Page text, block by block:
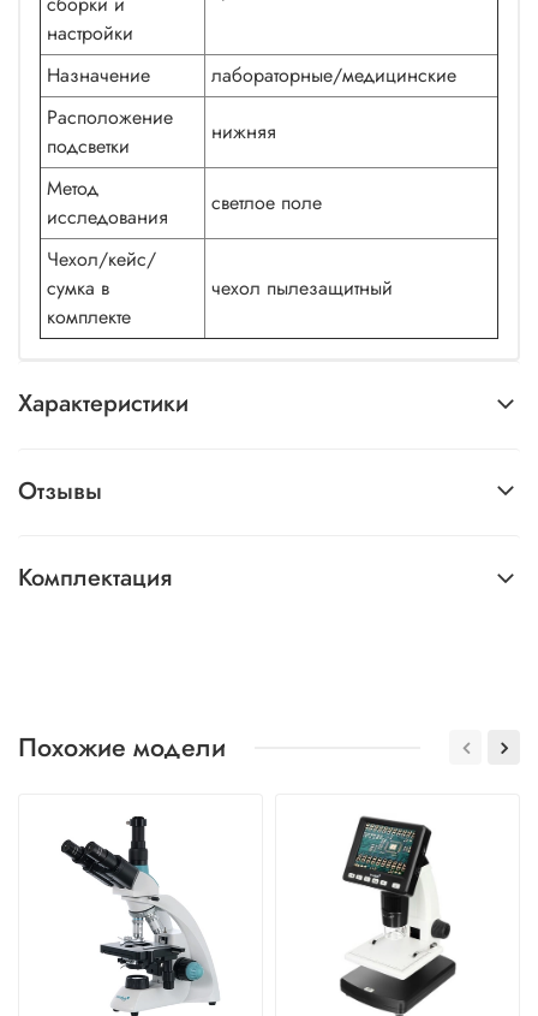
настройки
Назначение
лабораторные/медицинские
Расположение
подсветки
нижняя
Метод
исследования
светлое поле
Чехол/кейс/
сумка в
комплекте
чехол пылезащитный
Характеристики
Отзывы
Комплектация
Похожие модели